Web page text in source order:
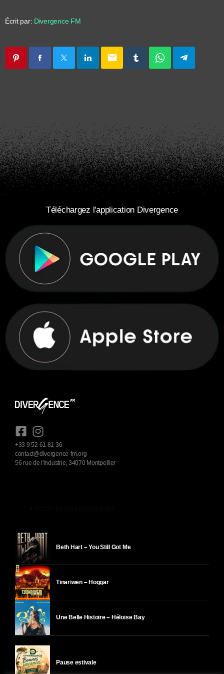
Écrit par: Divergence FM
email
Téléchargez l'application Divergence
+33 9 52 61 81 36
contact@divergence-fm.org
56 rue de l'industrie, 34070 Montpellier
Beth Hart – You Still Got Me
Tinariwen – Hoggar
Une Belle Histoire – Héloïse Bay
Pause estivale